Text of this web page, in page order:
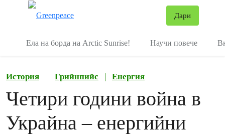
Дари
Ела на борда на Arctic Sunrise! Научи повече
История Грийнпийс | Енергия
Четири години война в
Украйна – енергийни